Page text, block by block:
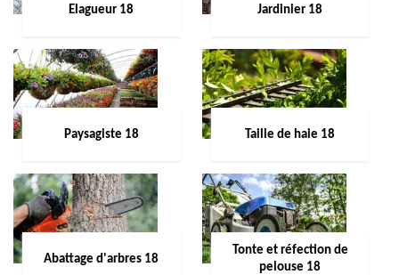
Elagueur 18 Jardinier 18
Paysagiste 18 Taille de haie 18
Abattage d'arbres 18
Tonte et réfection de
pelouse 18